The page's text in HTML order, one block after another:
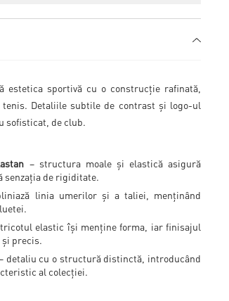
estetica sportivă cu o construcție rafinată,
Detaliile subtile de contrast și logo-ul
sofisticat, de club.
– structura moale și elastică asigură
senzația de rigiditate.
linia umerilor și a taliei, menținând
elastic își menține forma, iar finisajul
precis.
detaliu cu o structură distinctă, introducând
al colecției.